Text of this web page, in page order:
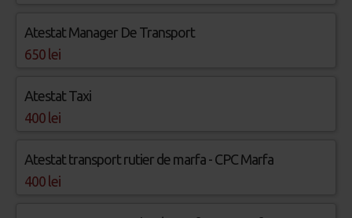
Atestat Manager De Transport
650 lei
Atestat Taxi
400 lei
Atestat transport rutier de marfa - CPC Marfa
400 lei